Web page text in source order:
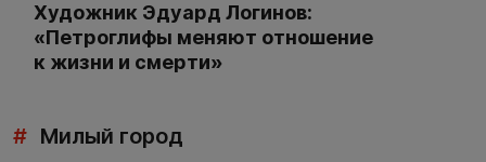
Художник Эдуард Логинов:
«Петроглифы меняют отношение
к жизни и смерти»
# Милый город